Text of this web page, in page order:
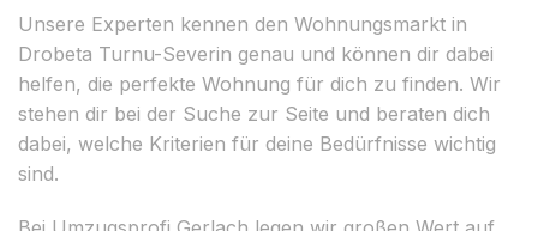
Unsere Experten kennen den Wohnungsmarkt in
Drobeta Turnu-Severin genau und können dir dabei
helfen, die perfekte Wohnung für dich zu finden. Wir
stehen dir bei der Suche zur Seite und beraten dich
dabei, welche Kriterien für deine Bedürfnisse wichtig
sind.